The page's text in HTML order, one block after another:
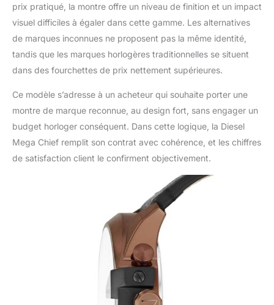
prix pratiqué, la montre offre un niveau de finition et un impact
visuel difficiles à égaler dans cette gamme. Les alternatives
de marques inconnues ne proposent pas la même identité,
tandis que les marques horlogères traditionnelles se situent
dans des fourchettes de prix nettement supérieures.
Ce modèle s’adresse à un acheteur qui souhaite porter une
montre de marque reconnue, au design fort, sans engager un
budget horloger conséquent. Dans cette logique, la Diesel
Mega Chief remplit son contrat avec cohérence, et les chiffres
de satisfaction client le confirment objectivement.